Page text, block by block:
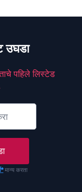
उघडा
पहिले लिस्टेड
मान्य करता